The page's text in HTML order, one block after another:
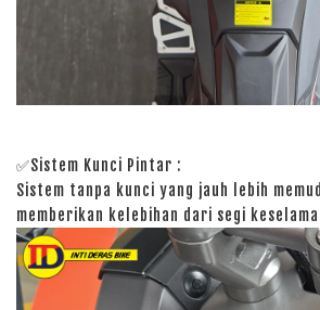
✅Sistem Kunci Pintar :
Sistem tanpa kunci yang jauh lebih
memberikan kelebihan dari segi